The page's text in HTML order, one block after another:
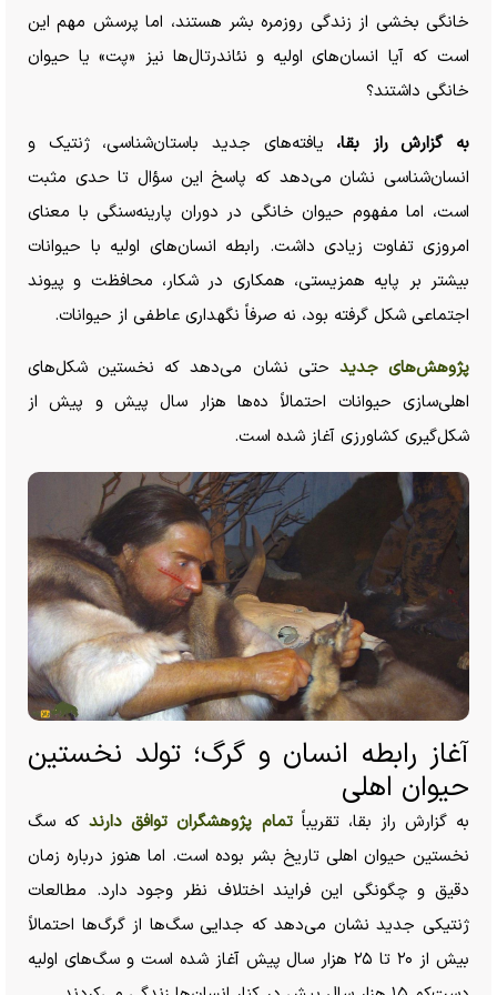
خانگی بخشی از زندگی روزمره بشر هستند، اما پرسش مهم این
است که آیا انسان‌های اولیه و نئاندرتال‌ها نیز «پت» یا حیوان
خانگی داشتند؟
به گزارش راز بقا، یافته‌های جدید باستان‌شناسی، ژنتیک و
انسان‌شناسی نشان می‌دهد که پاسخ این سؤال تا حدی مثبت
است، اما مفهوم حیوان خانگی در دوران پارینه‌سنگی با معنای
امروزی تفاوت زیادی داشت. رابطه انسان‌های اولیه با حیوانات
بیشتر بر پایه همزیستی، همکاری در شکار، محافظت و پیوند
اجتماعی شکل گرفته بود، نه صرفاً نگهداری عاطفی از حیوانات.
پژوهش‌های جدید حتی نشان می‌دهد که نخستین شکل‌های
اهلی‌سازی حیوانات احتمالاً ده‌ها هزار سال پیش و پیش از
شکل‌گیری کشاورزی آغاز شده است.
آغاز رابطه انسان و گرگ؛ تولد نخستین
حیوان اهلی
به گزارش راز بقا، تقریباًتمام پژوهشگران توافق دارندکه سگ
نخستین حیوان اهلی تاریخ بشر بوده است. اما هنوز درباره زمان
دقیق و چگونگی این فرایند اختلاف نظر وجود دارد. مطالعات
ژنتیکی جدید نشان می‌دهد که جدایی سگ‌ها از گرگ‌ها احتمالاً
بیش از ۲۰ تا ۲۵ هزار سال پیش آغاز شده است و سگ‌های اولیه